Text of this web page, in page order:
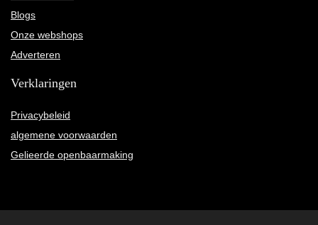
Blogs
Onze webshops
Adverteren
Verklaringen
Privacybeleid
algemene voorwaarden
Gelieerde openbaarmaking